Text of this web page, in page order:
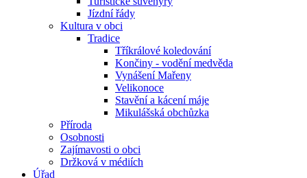
Jízdní řády
Kultura v obci
Tradice
Tříkrálové koledování
Končiny - vodění medvěda
Vynášení Mařeny
Velikonoce
Stavění a kácení máje
Mikulášská obchůzka
Příroda
Osobnosti
Zajímavosti o obci
Držková v médiích
Úřad